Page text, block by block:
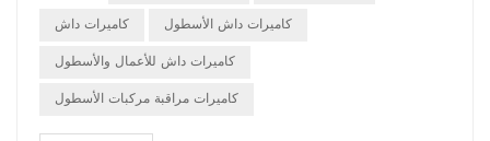
كاميرات داش
كاميرات داش الأسطول
كاميرات داش للأعمال والأسطول
كاميرات مراقبة مركبات الأسطول